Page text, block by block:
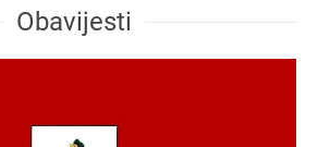
Obavijesti